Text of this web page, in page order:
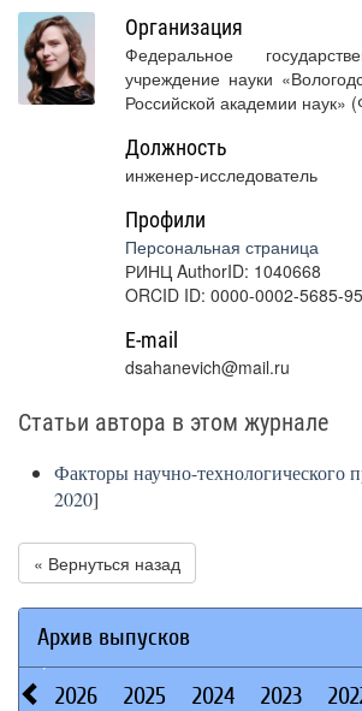
Организация
Федеральное
учреждение науки
Российской академии
Должность
инженер-исследователь
Профили
Персональная страница
РИНЦ AuthorID: 1040668
ORCID ID: 0000-0002-5685-
E-mail
dsahanevich@mail.ru
Статьи автора в этом журнале
Факторы научно-технологического
2020]
« Вернуться назад
Архив выпусков
2026 2025 2024 2023